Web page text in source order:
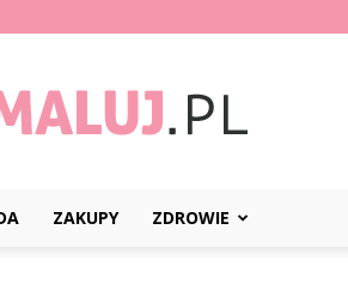
ZAKUPY ZDROWIE